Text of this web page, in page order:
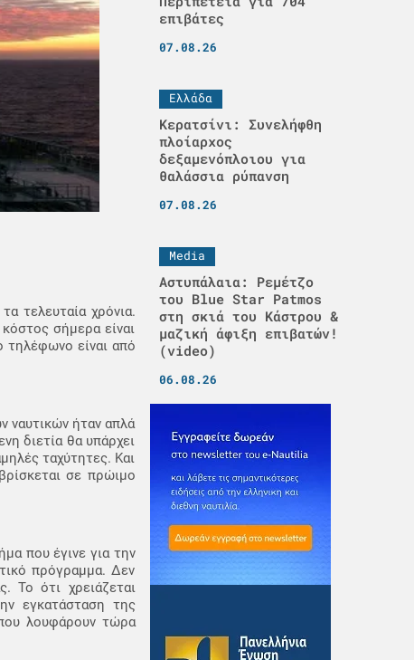
τελευταία χρόνια.
σήμερα είναι
τηλέφωνο είναι από
ναυτικών ήταν απλά
διετία θα υπάρχει
ταχύτητες. Και
σε πρώιμο
που έγινε για την
πρόγραμμα. Δεν
Το ότι χρειάζεται
εγκατάσταση της
λουφάρουν τώρα
επιβάτες
07.08.26
Ελλάδα
Κερατσίνι: Συνελήφθη
πλοίαρχος
δεξαμενόπλοιου για
θαλάσσια ρύπανση
07.08.26
Media
Αστυπάλαια: Ρεμέτζο
του Blue Star Patmos
στη σκιά του Κάστρου &
μαζική άφιξη επιβατών!
(video)
06.08.26